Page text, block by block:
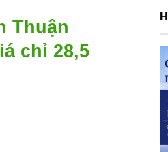
Thuận
chỉ 28,5